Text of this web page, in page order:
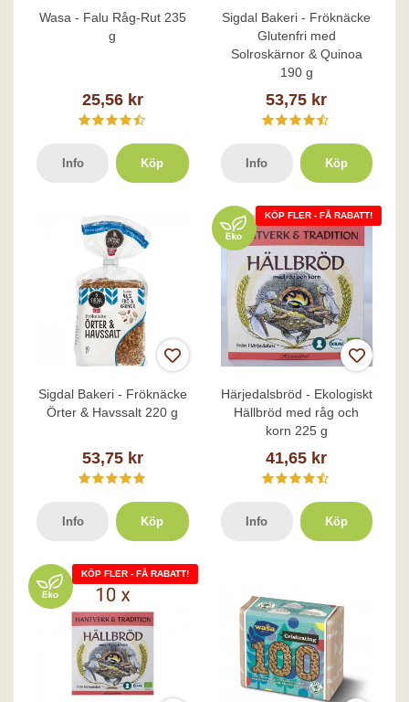
Wasa - Falu Råg-Rut 235
g
25,56 kr
Info Köp
Sigdal Bakeri - Fröknäcke
Glutenfri med
Solroskärnor & Quinoa
190 g
53,75 kr
Info Köp
Sigdal Bakeri - Fröknäcke
Örter & Havssalt 220 g
53,75 kr
Info Köp
KÖP FLER - FÅ RABATT!
Härjedalsbröd - Ekologiskt
Hällbröd med råg och
korn 225 g
41,65 kr
Info Köp
KÖP FLER - FÅ RABATT!